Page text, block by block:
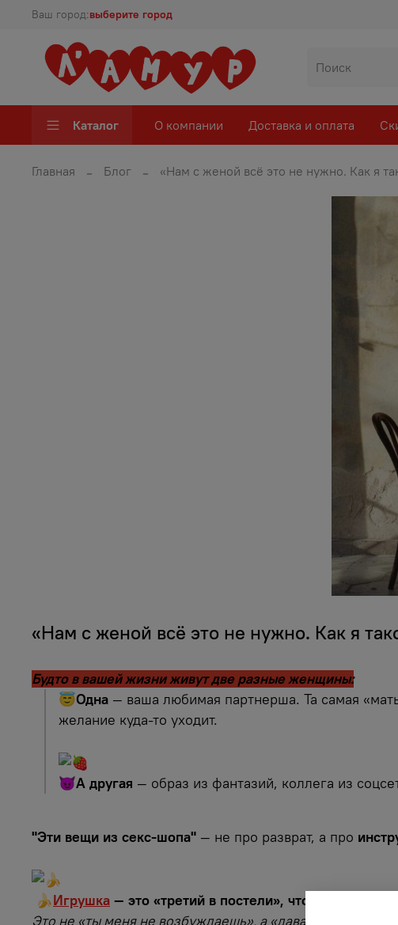
Ваш город:выберите город
Каталог О компании Доставка и оплата
Главная Блог «Нам с женой всё это не нужно. Как я
«Нам с женой всё это не нужно. Как я
Будто в вашей жизни живут две разные женщины:
😇Одна — ваша любимая партнерша. Та самая
желание куда-то уходит.
😈А другая — образ из фантазий, коллега из
"Эти вещи из секс-шопа" — не про разврат, а про
🍌Игрушка — это «третий в постели», чтобы снять
Это не «ты меня не возбуждаешь», а «давай попробуем